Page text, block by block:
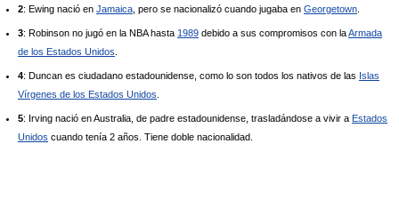
2: Ewing nació en Jamaica , pero se nacionalizó cuando jugaba en Georgetown
3: Robinson no jugó en la NBA hasta 1989 debido a sus compromisos con laArmada
de los Estados Unidos
4: Duncan es ciudadano estadounidense, como lo son todos los nativos de las Islas
Vírgenes de los Estados Unidos
5: Irving nació en Australia, de padre estadounidense, trasladándose a vivir a Estados
Unidos cuando tenía 2 años. Tiene doble nacionalidad.